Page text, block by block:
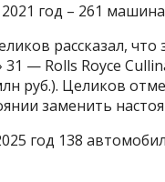
год – 261
рассказал,
31 — Rolls Royce
руб.). Целиков
заменить
год 138